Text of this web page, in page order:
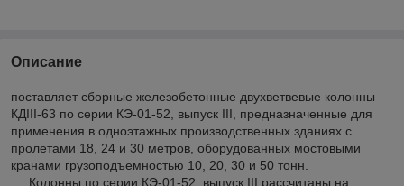
Описание
поставляет сборные железобетонные двухветвевые колонны
КДIII-63 по серии КЭ-01-52, выпуск III, предназначенные для
применения в одноэтажных производственных зданиях с
пролетами 18, 24 и 30 метров, оборудованных мостовыми
кранами грузоподъемностью 10, 20, 30 и 50 тонн.
Колонны по серии КЭ-01-52, выпуск III рассчитаны на